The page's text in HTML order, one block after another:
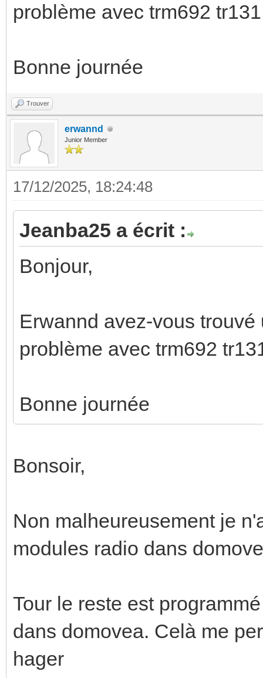
problème avec trm692
Bonne journée
Trouver
erwannd
Junior Member
17/12/2025, 18:24:48
Jeanba25 a écrit :
Bonjour,
Erwannd avez-vous
problème avec trm692
Bonne journée
Bonsoir,
Non malheureusement je
modules radio dans
Tour le reste est
dans domovea. Celà me
hager